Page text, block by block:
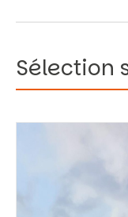
Sélection